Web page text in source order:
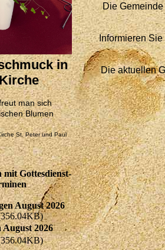
in
man sich
Blumen
St. Peter und Paul
mit Gottesdienst-
August 2026
August 2026
Die
Informieren
Die aktuellen